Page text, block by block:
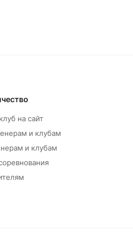
на сайт
и клубам
и клубам